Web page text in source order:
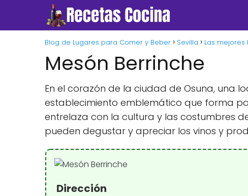
Blog de Lugares para Comer y Beber Sevilla Las
Mesón Berrinche
En el corazón de la ciudad de Osuna, una
establecimiento emblemático que forma
entrelaza con la cultura y las costumbres
pueden degustar y apreciar los vinos y
Dirección